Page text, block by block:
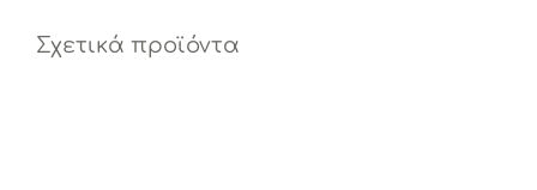
Σχετικά προϊόντα